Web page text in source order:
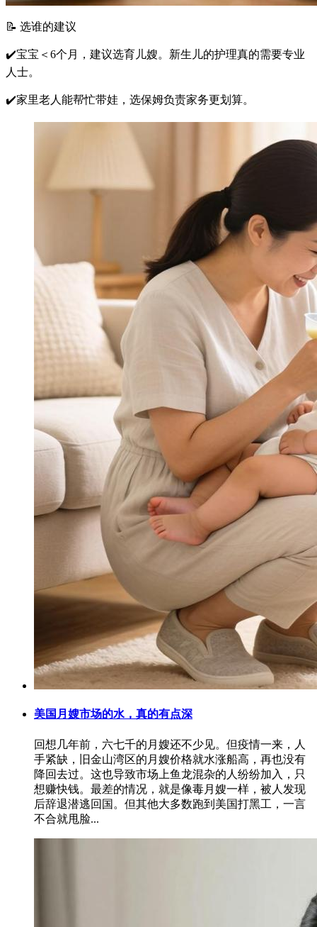
📝 选谁的建议
✔️宝宝＜6个月，建议选育儿嫂。新生儿的护理真的需要专业
人士。
✔️家里老人能帮忙带娃，选保姆负责家务更划算。
美国月嫂市场的水，真的有点深
回想几年前，六七千的月嫂还不少见。但疫情一来，人
手紧缺，旧金山湾区的月嫂价格就水涨船高，再也没有
降回去过。这也导致市场上鱼龙混杂的人纷纷加入，只
想赚快钱。最差的情况，就是像毒月嫂一样，被人发现
后辞退潜逃回国。但其他大多数跑到美国打黑工，一言
不合就甩脸...